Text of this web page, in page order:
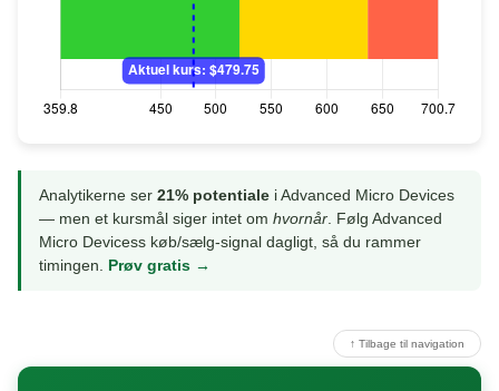
Analytikerne ser 21% potentiale i Advanced Micro Devices
— men et kursmål siger intet om hvornår. Følg Advanced
Micro Devicess køb/sælg-signal dagligt, så du rammer
timingen. Prøv gratis →
↑ Tilbage til navigation